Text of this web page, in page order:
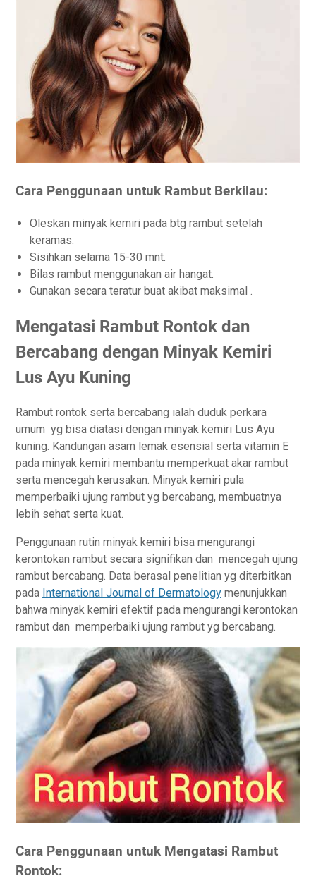
Cara Penggunaan untuk Rambut Berkilau:
Oleskan minyak kemiri pada btg rambut setelah
keramas.
Sisihkan selama 15-30 mnt.
Bilas rambut menggunakan air hangat.
Gunakan secara teratur buat akibat maksimal .
Mengatasi Rambut Rontok dan
Bercabang dengan Minyak Kemiri
Lus Ayu Kuning
Rambut rontok serta bercabang ialah duduk perkara
umum yg bisa diatasi dengan minyak kemiri Lus Ayu
kuning. Kandungan asam lemak esensial serta vitamin E
pada minyak kemiri membantu memperkuat akar rambut
serta mencegah kerusakan. Minyak kemiri pula
memperbaiki ujung rambut yg bercabang, membuatnya
lebih sehat serta kuat.
Penggunaan rutin minyak kemiri bisa mengurangi
kerontokan rambut secara signifikan dan mencegah ujung
rambut bercabang. Data berasal penelitian yg diterbitkan
pada International Journal of Dermatology menunjukkan
bahwa minyak kemiri efektif pada mengurangi kerontokan
rambut dan memperbaiki ujung rambut yg bercabang.
Cara Penggunaan untuk Mengatasi Rambut
Rontok: